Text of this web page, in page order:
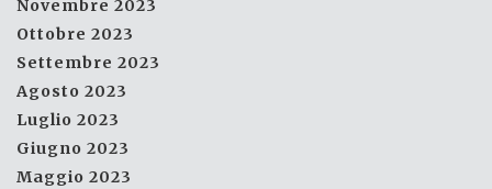
Novembre 2023
Ottobre 2023
Settembre 2023
Agosto 2023
Luglio 2023
Giugno 2023
Maggio 2023